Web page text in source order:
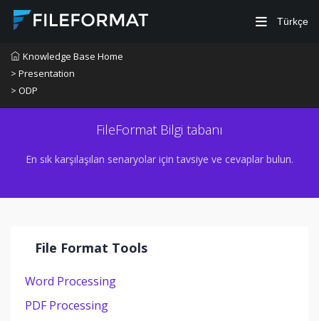
Türkçe
Knowledge Base Home
> Presentation
> ODP
FileFormat Bilgi tabanı
En sık karşılaşılan senaryolar için tavsiye ve cevaplar bulun.
File Format Tools
Word Processing
PDF Processing